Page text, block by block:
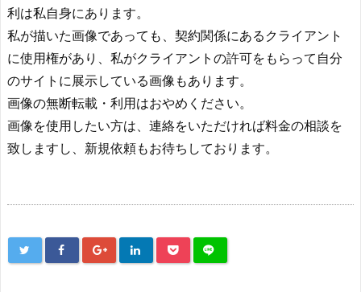
利は私自身にあります。
私が描いた画像であっても、契約関係にあるクライアント
に使用権があり、私がクライアントの許可をもらって自分
のサイトに展示している画像もあります。
画像の無断転載・利用はおやめください。
画像を使用したい方は、連絡をいただければ料金の相談を
致しますし、新規依頼もお待ちしております。